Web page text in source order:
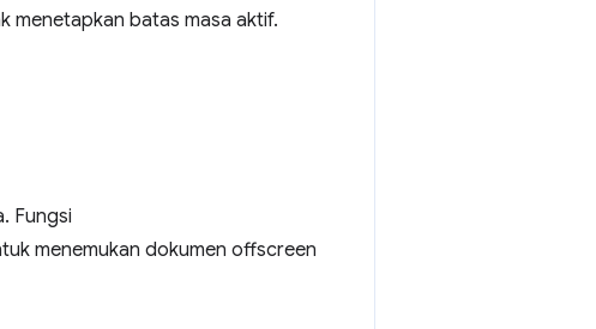
menetapkan batas masa aktif.
Fungsi
menemukan dokumen offscreen